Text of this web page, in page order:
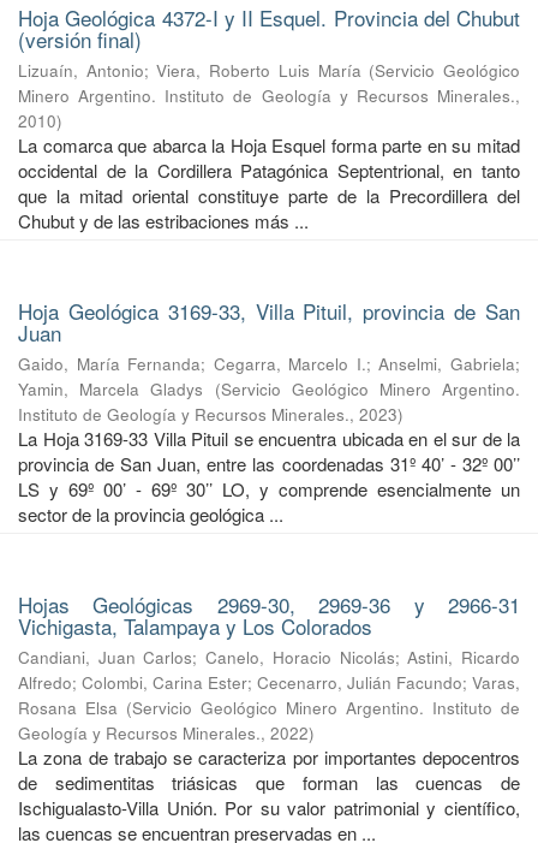
Hoja Geológica 4372-I y II Esquel. Provincia del Chubut
(versión final)
Lizuaín, Antonio;Viera, Roberto Luis María (Servicio Geológico
Minero Argentino. Instituto de Geología y Recursos Minerales.,
2010)
La comarca que abarca la Hoja Esquel forma parte en su mitad
occidental de la Cordillera Patagónica Septentrional, en tanto
que la mitad oriental constituye parte de la Precordillera del
Chubut y de las estribaciones más ...
Hoja Geológica 3169-33, Villa Pituil, provincia de San
Juan
Gaido, María Fernanda; Cegarra, Marcelo I.;Anselmi, Gabriela;
Yamin, Marcela Gladys
(Servicio Geológico Minero Argentino.
Instituto de Geología y Recursos Minerales., 2023)
La Hoja 3169-33 Villa Pituil se encuentra ubicada en el sur de la
provincia de San Juan, entre las coordenadas 31º 40’ - 32º 00’’
LS y 69º 00’ - 69º 30’’ LO, y comprende esencialmente un
sector de la provincia geológica ...
Hojas Geológicas 2969-30, 2969-36 y 2966-31
Vichigasta, Talampaya y Los Colorados
Candiani, Juan Carlos;Canelo, Horacio Nicolás;Astini, Ricardo
Alfredo; Colombi, Carina Ester; Cecenarro, Julián Facundo; Varas,
Rosana Elsa (Servicio Geológico Minero Argentino. Instituto de
Geología y Recursos Minerales., 2022)
La zona de trabajo se caracteriza por importantes depocentros
de sedimentitas triásicas que forman las cuencas de
Ischigualasto-Villa Unión. Por su valor patrimonial y cientíﬁco,
las cuencas se encuentran preservadas en ...